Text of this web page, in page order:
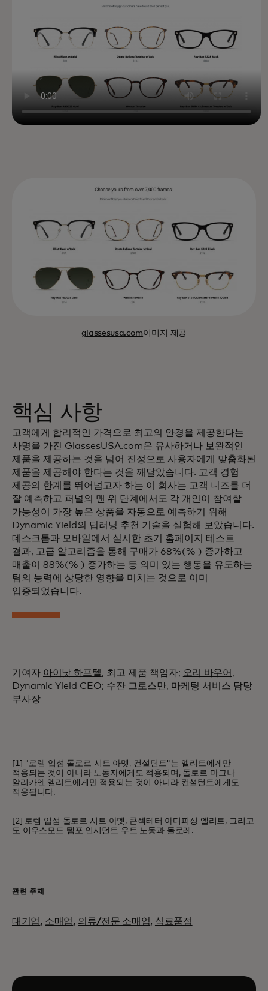
glassesusa.com이미지 제공
핵심 사항
고객에게 합리적인 가격으로 최고의 안경을 제공한다는
사명을 가진 GlassesUSA.com은 유사하거나 보완적인
제품을 제공하는 것을 넘어 진정으로 사용자에게 맞춤화된
제품을 제공해야 한다는 것을 깨달았습니다. 고객 경험
제공의 한계를 뛰어넘고자 하는 이 회사는 고객 니즈를 더
잘 예측하고 퍼널의 맨 위 단계에서도 각 개인이 참여할
가능성이 가장 높은 상품을 자동으로 예측하기 위해
Dynamic Yield의 딥러닝 추천 기술을 실험해 보았습니다.
데스크톱과 모바일에서 실시한 초기 홈페이지 테스트
결과, 고급 알고리즘을 통해 구매가 68%(% ) 증가하고
매출이 88%(% ) 증가하는 등 의미 있는 행동을 유도하는
팀의 능력에 상당한 영향을 미치는 것으로 이미
입증되었습니다.
기여자 아이낫 하프텔, 최고 제품 책임자; 오리 바우어 ,
Dynamic Yield CEO; 수잔 그로스만, 마케팅 서비스 담당
부사장
[1] "로렘 입섬 돌로르 시트 아멧, 컨설턴트"는 엘리트에게만
적용되는 것이 아니라 노동자에게도 적용되며, 돌로르 마그나
알리카엔 엘리트에게만 적용되는 것이 아니라 컨설턴트에게도
적용됩니다.
[2] 로렘 입섬 돌로르 시트 아멧, 콘섹테터 아디피싱 엘리트, 그리고
도 이우스모드 템포 인시던트 우트 노동과 돌로레.
관련 주제
대기업, 소매업, 의류/전문 소매업, 식료품점